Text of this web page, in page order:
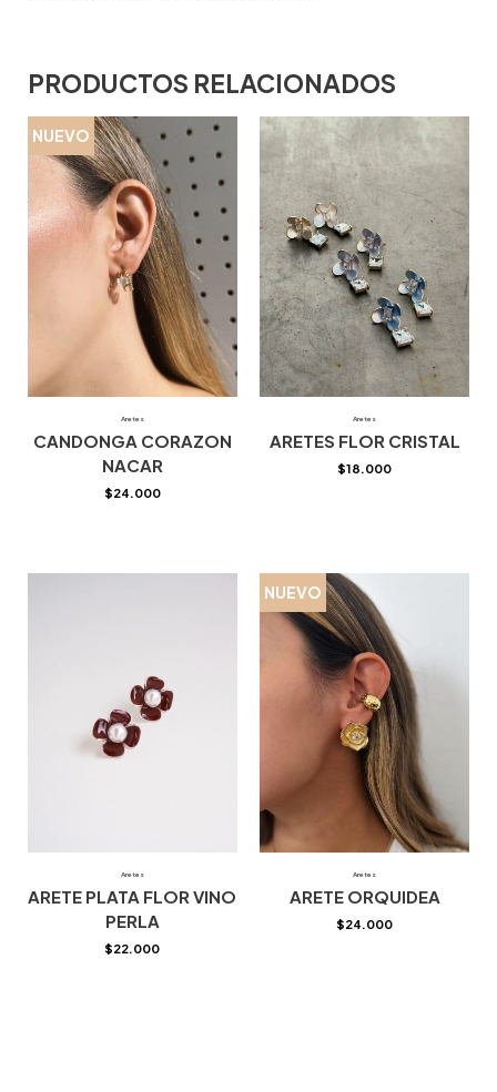
PRODUCTOS RELACIONADOS
NUEVO
Aretes
CANDONGA CORAZON
NACAR
$24.000
Aretes
ARETES FLOR CRISTAL
$18.000
Aretes
ARETE PLATA FLOR VINO
PERLA
$22.000
NUEVO
Aretes
ARETE ORQUIDEA
$24.000